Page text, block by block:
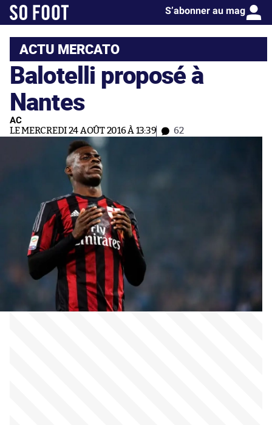
S’abonner au mag
ACTU MERCATO
Balotelli proposé à
Nantes
AC
LE MERCREDI 24 AOÛT 2016 À 13:39 62